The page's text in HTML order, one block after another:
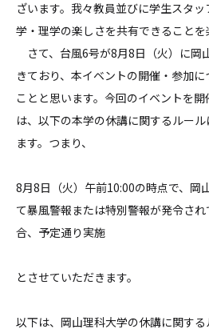
ざいます。我々教員並びに学生スタ
学・理学の楽しさを共有できることを
さて、台風6号が8月8日（火）に岡
きており、本イベントの開催・参加
ことと思います。今回のイベントを
は、以下の本学の休講に関するルー
ます。つまり、
8月8日（火）午前10:00の時点で、岡
て暴風警報または特別警報が発令さ
合、予定通り実施
とさせていただきます。
以下は、岡山理科大学の休講に関する